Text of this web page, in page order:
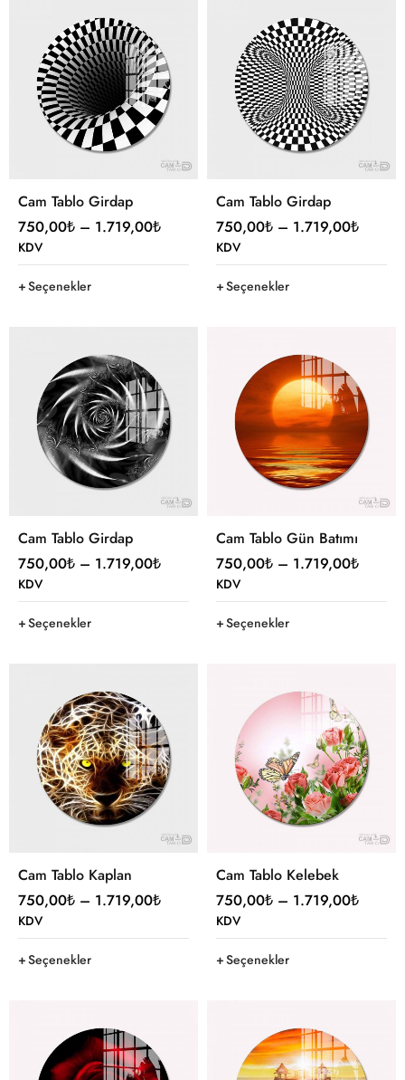
Cam Tablo Girdap
750,00₺ – 1.719,00₺
KDV
Seçenekler
Cam Tablo Girdap
750,00₺ – 1.719,00₺
KDV
Seçenekler
Cam Tablo Girdap
750,00₺ – 1.719,00₺
KDV
Seçenekler
Cam Tablo Gün Batımı
750,00₺ – 1.719,00₺
KDV
Seçenekler
Cam Tablo Kaplan
750,00₺ – 1.719,00₺
KDV
Seçenekler
Cam Tablo Kelebek
750,00₺ – 1.719,00₺
KDV
Seçenekler